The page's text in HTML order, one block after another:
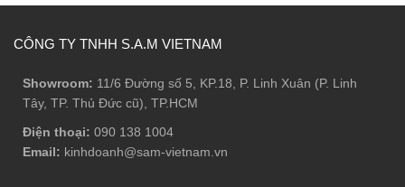
CÔNG TY TNHH S.A.M VIETNAM
Showroom: 11/6 Đường số 5, KP.18, P. Linh Xuân (P. Linh
Tây, TP. Thủ Đức cũ), TP.HCM
Điện thoại: 090 138 1004
Email: kinhdoanh@sam-vietnam.vn